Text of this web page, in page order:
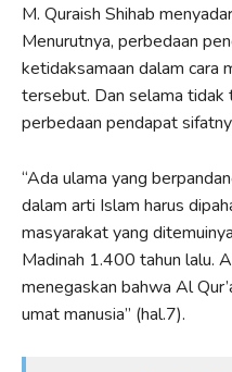
M. Quraish Shihab
Menurutnya, perbedaan
ketidaksamaan dalam cara
tersebut. Dan selama tidak
perbedaan pendapat
“Ada ulama yang
dalam arti Islam harus
masyarakat yang
Madinah 1.400 tahun lalu.
menegaskan bahwa Al
umat manusia” (hal.7).